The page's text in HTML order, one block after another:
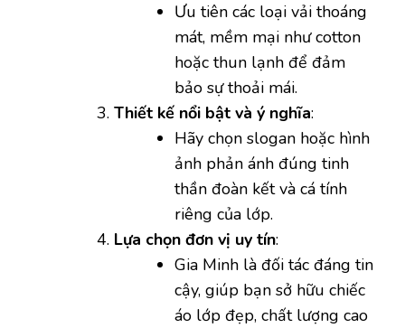
Ưu tiên các loại vải thoáng
mát, mềm mại như cotton
hoặc thun lạnh để đảm
bảo sự thoải mái.
Thiết kế nổi bật và ý nghĩa:
Hãy chọn slogan hoặc hình
ảnh phản ánh đúng tinh
thần đoàn kết và cá tính
riêng của lớp.
Lựa chọn đơn vị uy tín:
Gia Minh là đối tác đáng tin
cậy, giúp bạn sở hữu chiếc
áo lớp đẹp, chất lượng cao